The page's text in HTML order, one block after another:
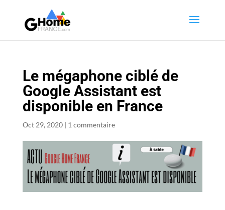
Le mégaphone ciblé de
Google Assistant est
disponible en France
Oct 29, 2020| 1 commentaire